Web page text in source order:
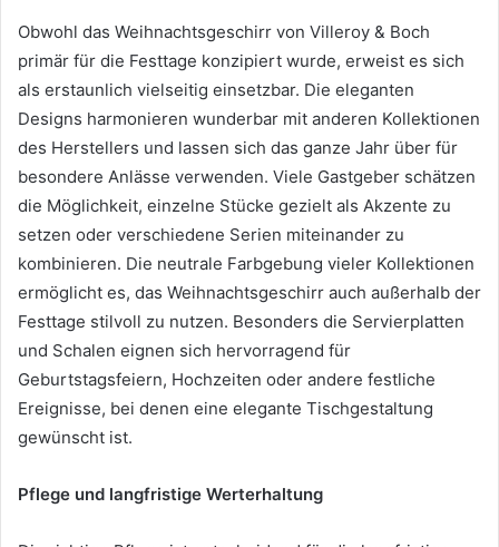
Obwohl das Weihnachtsgeschirr von Villeroy & Boch
primär für die Festtage konzipiert wurde, erweist es sich
als erstaunlich vielseitig einsetzbar. Die eleganten
Designs harmonieren wunderbar mit anderen Kollektionen
des Herstellers und lassen sich das ganze Jahr über für
besondere Anlässe verwenden. Viele Gastgeber schätzen
die Möglichkeit, einzelne Stücke gezielt als Akzente zu
setzen oder verschiedene Serien miteinander zu
kombinieren. Die neutrale Farbgebung vieler Kollektionen
ermöglicht es, das Weihnachtsgeschirr auch außerhalb der
Festtage stilvoll zu nutzen. Besonders die Servierplatten
und Schalen eignen sich hervorragend für
Geburtstagsfeiern, Hochzeiten oder andere festliche
Ereignisse, bei denen eine elegante Tischgestaltung
gewünscht ist.
Pflege und langfristige Werterhaltung